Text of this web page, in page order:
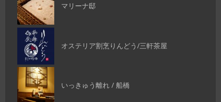
マリーナ邸
オステリア割烹りんどう/三軒茶屋
いっきゅう離れ / 船橋